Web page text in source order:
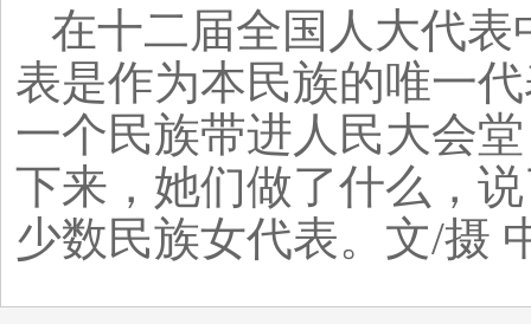
在十二届全国人大代
表是作为本民族的唯一
一个民族带进人民大会
下来，她们做了什么，
少数民族女代表。文/摄